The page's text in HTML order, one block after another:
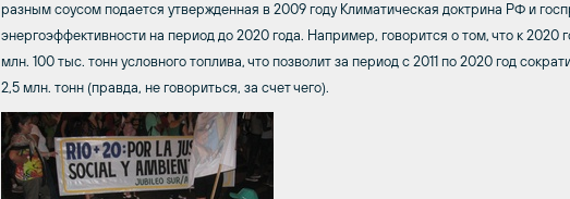
разным соусом подается утвержденная в 2009 году Климатическая доктрина РФ и
энергоэффективности на период до 2020 года. Например, говорится о том, что к 2020
млн. 100 тыс. тонн условного топлива, что позволит за период с 2011 по 2020 год
2,5 млн. тонн (правда, не говориться, за счет чего).